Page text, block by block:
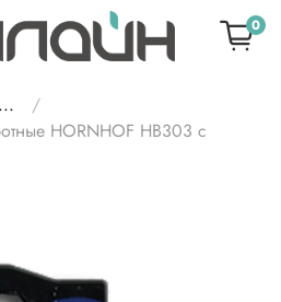
0
...
HORNHOF HB303 с